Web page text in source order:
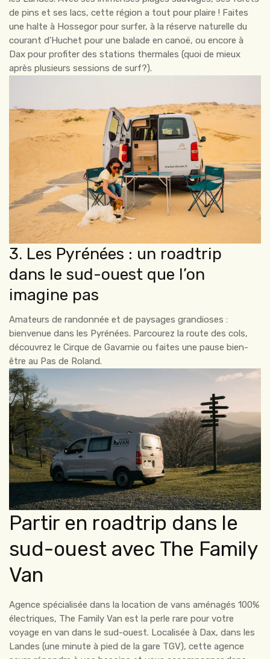
de pins et ses lacs, cette région a tout pour plaire ! Faites
une halte à Hossegor pour surfer, à la réserve naturelle du
courant d’Huchet pour une balade en canoë, ou encore à
Dax pour profiter des stations thermales (quoi de mieux
après plusieurs sessions de surf?).
3. Les Pyrénées : un roadtrip
dans le sud-ouest que l’on
imagine pas
Amateurs de randonnée et de paysages grandioses :
bienvenue dans les Pyrénées. Parcourez la route des cols,
découvrez le Cirque de Gavarnie ou faites une pause bien-
être au Pas de Roland.
Partir en roadtrip dans le
sud-ouest avec The Family
Van
Agence spécialisée dans la location de vans aménagés 100%
électriques, The Family Van est la perle rare pour votre
voyage en van dans le sud-ouest. Localisée à Dax, dans les
Landes (une minute à pied de la gare TGV), cette agence